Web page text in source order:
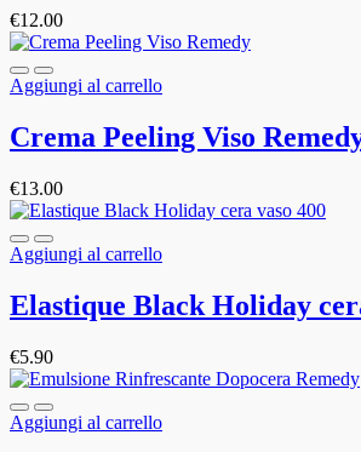
€12.00
Aggiungi al carrello
Crema Peeling Viso
€13.00
Aggiungi al carrello
Elastique Black Holiday
€5.90
Aggiungi al carrello